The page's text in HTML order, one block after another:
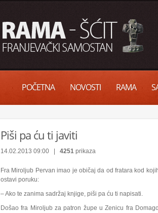
POČETNA NOVOSTI RAMA
Piši pa ću ti javiti
14.02.2013 09:00 | 4251 prikaza
Fra Miroljub Pervan imao je običaj da od fratara kod
ostavi poruku:
– Ako te zanima sadržaj knjige, piši pa ću ti napisati.
Došao fra Miroljub za patron župe u Zenicu fra